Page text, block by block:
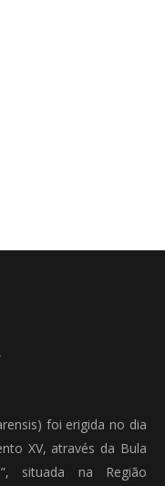
foi erigida no dia
XV, através da Bula
situada na Região